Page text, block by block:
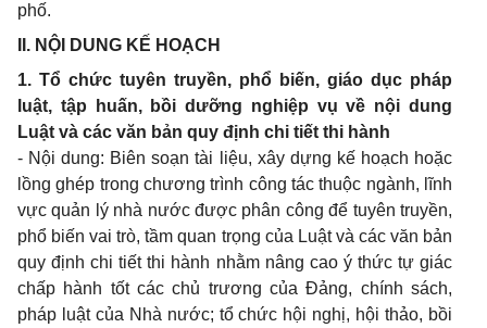
phố.
II. NỘI DUNG KẾ HOẠCH
1. Tổ chức tuyên truyền, phổ biến, giáo dục pháp
luật, tập huấn, bồi dưỡng nghiệp vụ về nội dung
Luật và các văn bản quy định chi tiết thi hành
- Nội dung: Biên soạn tài liệu, xây dựng kế hoạch hoặc
lồng ghép trong chương trình công tác thuộc ngành, lĩnh
vực quản lý nhà nước được phân công để tuyên truyền,
phổ biến vai trò, tầm quan trọng của Luật và các văn bản
quy định chi tiết thi hành nhằm nâng cao ý thức tự giác
chấp hành tốt các chủ trương của Đảng, chính sách,
pháp luật của Nhà nước; tổ chức hội nghị, hội thảo, bồi